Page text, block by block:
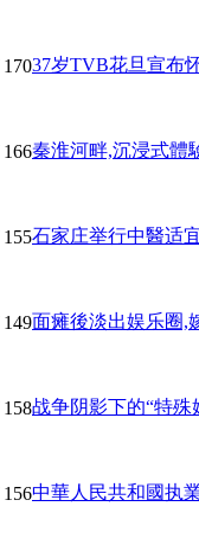
17037岁TVB花旦宣布
166秦淮河畔,沉浸式體
155石家庄举行中醫适
149面瘫後淡出娱乐圈,
158战争阴影下的“特殊
156中華人民共和國执